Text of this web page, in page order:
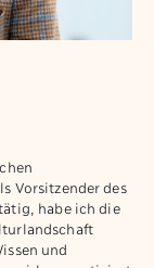
Vorsitzender des
habe ich die
und